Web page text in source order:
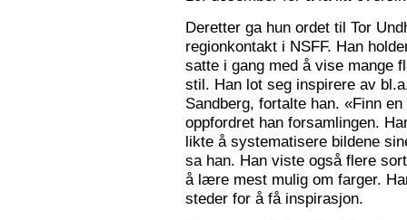
Deretter ga hun ordet til Tor
regionkontakt i NSFF. Han
satte i gang med å vise mange
stil. Han lot seg inspirere av
Sandberg, fortalte han. «Finn
oppfordret han forsamlingen.
likte å systematisere bildene
sa han. Han viste også flere
å lære mest mulig om farger.
steder for å få inspirasjon.